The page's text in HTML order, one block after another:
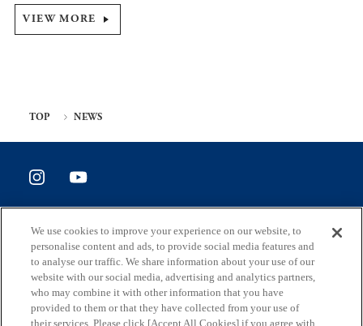
VIEW MORE
TOP NEWS
ホームページ評価アンケート
住所
We use cookies to improve your experience on our website, to
personalise content and ads, to provide social media features and
to analyse our traffic. We share information about your use of our
website with our social media, advertising and analytics partners,
who may combine it with other information that you have
provided to them or that they have collected from your use of
their services. Please click [Accept All Cookies] if you agree with